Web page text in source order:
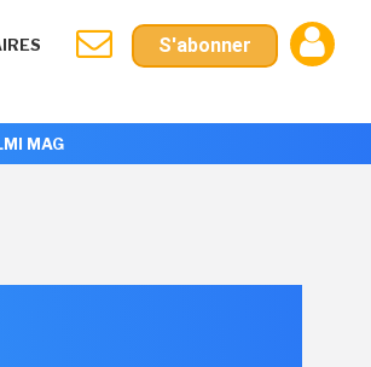
S'abonner
MAG